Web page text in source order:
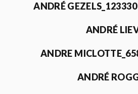
ANDRÉ GEZELS_123330
ANDRÉ
ANDRE
ANDRÉ